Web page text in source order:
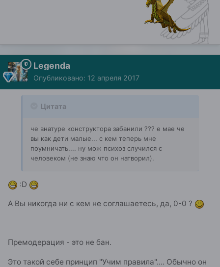
Legenda
Опубликовано: 12 апреля 2017
Цитата
че внатуре конструктора забанили ??? е мае че
вы как дети малые... с кем теперь мне
поумничать.... ну мож психоз случился с
человеком (не знаю что он натворил).
:D
А Вы никогда ни с кем не соглашаетесь, да, 0-0 ?
Премодерация - это не бан.
Это такой себе принцип "Учим правила".... Обычно он